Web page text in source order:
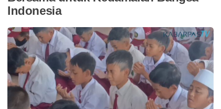
Indonesia